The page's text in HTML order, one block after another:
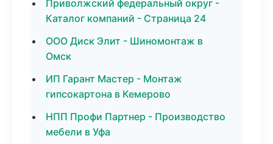
Приволжский федеральный округ -
Каталог компаний - Страница 24
ООО Диск Элит - Шиномонтаж в
Омск
ИП Гарант Мастер - Монтаж
гипсокартона в Кемерово
НПП Профи Партнер - Производство
мебели в Уфа